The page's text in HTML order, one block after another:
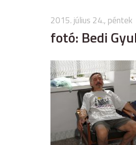
2015. július 24., péntek
fotó: Bedi